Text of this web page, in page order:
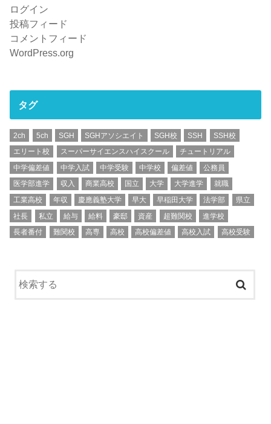
ログイン
投稿フィード
コメントフィード
WordPress.org
タグ
2ch 5ch SGH SGHアソシエイト SGH校 SSH
SSH校
エリート校
スーパーサイエンスハイスクール
チュートリアル
中学偏差値
中学入試 中学受験 中学校 偏差値
公務員
医学部進学
収入 商業高校 国立 大学 大学進学
就職
工業高校
年収 慶應義塾大学 早大 早稲田大学 法学部
県立
社長
私立 給与 給料 豪邸 資産 超難関校
進学校
長者番付
難関校 高専 高校 高校偏差値 高校入試 高校受験